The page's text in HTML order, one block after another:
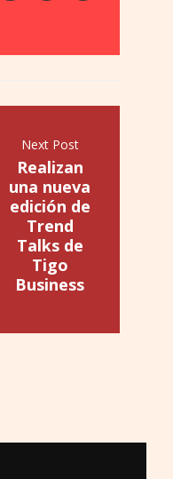
Next Post
Realizan
una nueva
edición de
Trend
Talks de
Tigo
Business